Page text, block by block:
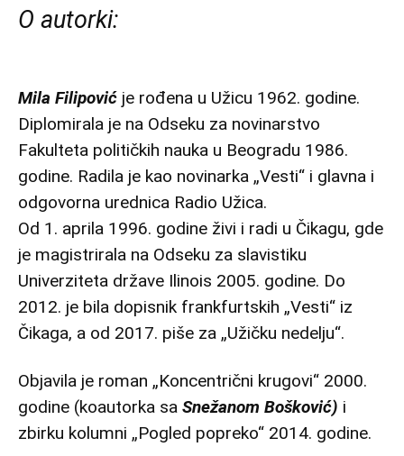
O autorki:
Mila Filipović je rođena u Užicu 1962. godine.
Diplomirala je na Odseku za novinarstvo
Fakulteta političkih nauka u Beogradu 1986.
godine. Radila je kao novinarka „Vesti“ i glavna i
odgovorna urednica Radio Užica.
Od 1. aprila 1996. godine živi i radi u Čikagu, gde
je magistrirala na Odseku za slavistiku
Univerziteta države Ilinois 2005. godine. Do
2012. je bila dopisnik frankfurtskih „Vesti“ iz
Čikaga, a od 2017. piše za „Užičku nedelju“.
Objavila je roman „Koncentrični krugovi“ 2000.
godine (koautorka sa Snežanom Bošković) i
zbirku kolumni „Pogled popreko“ 2014. godine.